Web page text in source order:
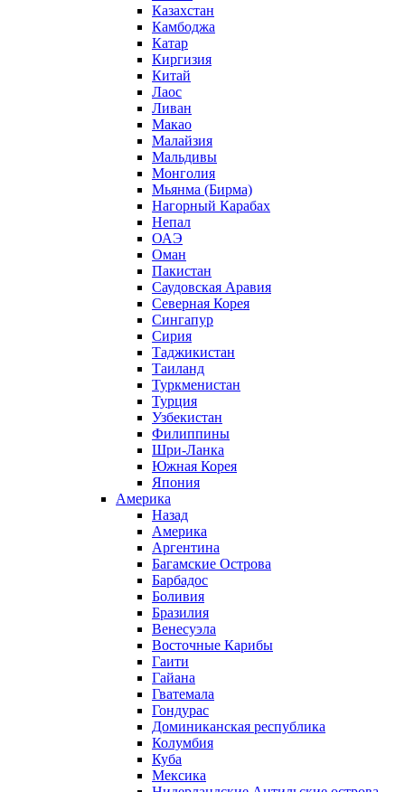
Казахстан
Камбоджа
Катар
Киргизия
Китай
Лаос
Ливан
Макао
Малайзия
Мальдивы
Монголия
Мьянма (Бирма)
Нагорный Карабах
Непал
ОАЭ
Оман
Пакистан
Саудовская Аравия
Северная Корея
Сингапур
Сирия
Таджикистан
Таиланд
Туркменистан
Турция
Узбекистан
Филиппины
Шри-Ланка
Южная Корея
Япония
Америка
Назад
Америка
Аргентина
Багамские Острова
Барбадос
Боливия
Бразилия
Венесуэла
Восточные Карибы
Гаити
Гайана
Гватемала
Гондурас
Доминиканская республика
Колумбия
Куба
Мексика